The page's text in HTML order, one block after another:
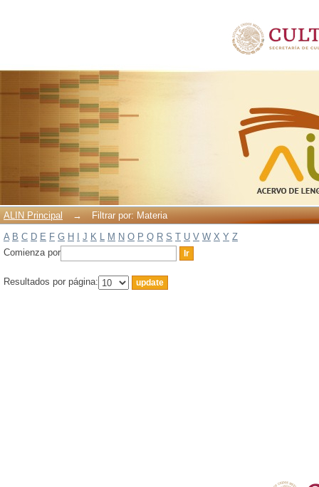
ALIN Principal →
Filtrar por: Materia
A B C D E F G H J K L M N O P Q R S T U V W X Y Z
Comienza por
Resultados por página: